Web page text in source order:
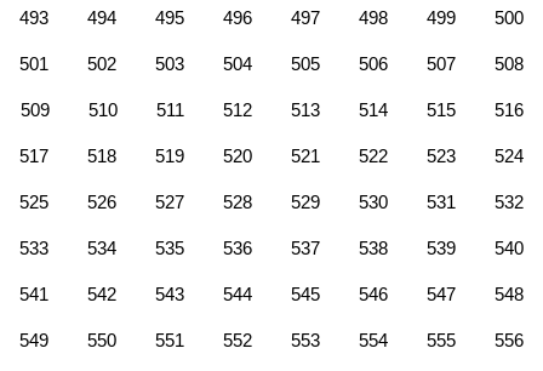
493 494 495 496 497 498 499 500
501 502 503 504 505 506 507 508
509 510 511 512 513 514 515 516
517 518 519 520 521 522 523 524
525 526 527 528 529 530 531 532
533 534 535 536 537 538 539 540
541 542 543 544 545 546 547 548
549 550 551 552 553 554 555 556